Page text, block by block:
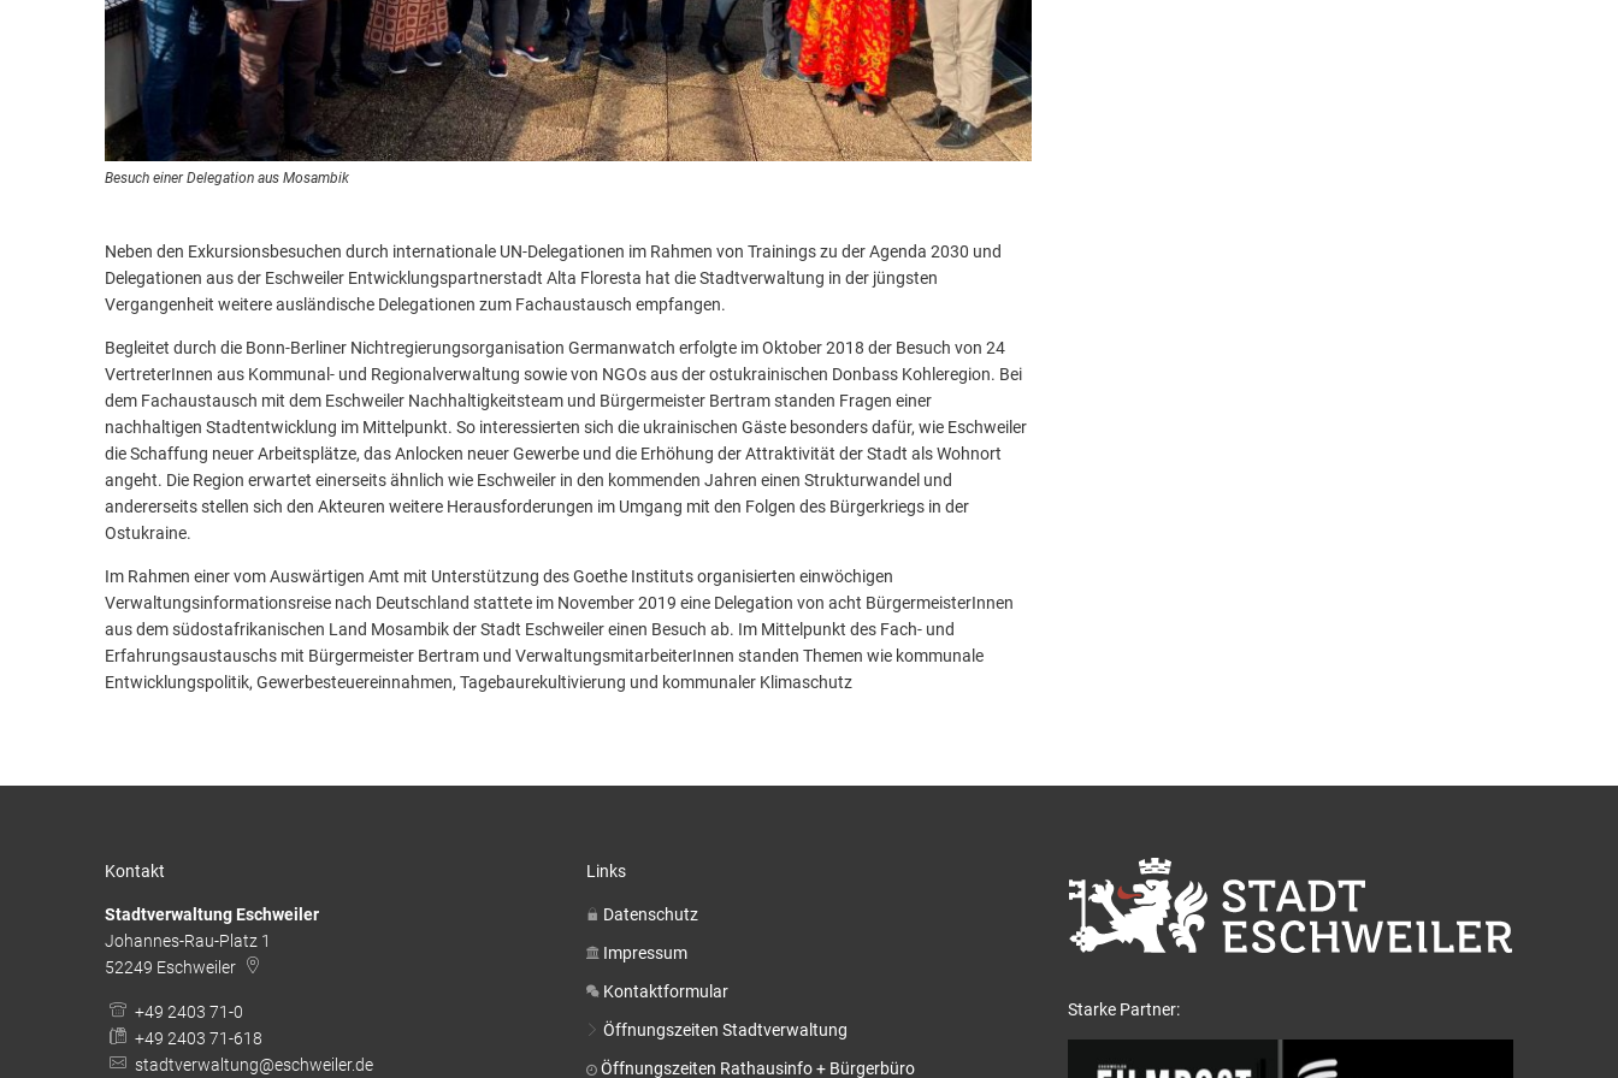
Feuerwehr & Notdienste
Wiederaufbau Eschweiler Aktuelle Projekte
Pressemitteilungen
Besuch einer Delegation aus Mosambik
Neben den Exkursionsbesuchen durch internationale UN-Delegationen im Rahmen von Trainings zu der Agenda 2030 und
Delegationen aus der Eschweiler Entwicklungspartnerstadt Alta Floresta hat die Stadtverwaltung in der jüngsten
Vergangenheit weitere ausländische Delegationen zum Fachaustausch empfangen.
Begleitet durch die Bonn-Berliner Nichtregierungsorganisation Germanwatch erfolgte im Oktober 2018 der Besuch von 24
VertreterInnen aus Kommunal- und Regionalverwaltung sowie von NGOs aus der ostukrainischen Donbass Kohleregion. Bei
dem Fachaustausch mit dem Eschweiler Nachhaltigkeitsteam und Bürgermeister Bertram standen Fragen einer
nachhaltigen Stadtentwicklung im Mittelpunkt. So interessierten sich die ukrainischen Gäste besonders dafür, wie Eschweiler
die Schaffung neuer Arbeitsplätze, das Anlocken neuer Gewerbe und die Erhöhung der Attraktivität der Stadt als Wohnort
angeht. Die Region erwartet einerseits ähnlich wie Eschweiler in den kommenden Jahren einen Strukturwandel und
andererseits stellen sich den Akteuren weitere Herausforderungen im Umgang mit den Folgen des Bürgerkriegs in der
Ostukraine.
Im Rahmen einer vom Auswärtigen Amt mit Unterstützung des Goethe Instituts organisierten einwöchigen
Verwaltungsinformationsreise nach Deutschland stattete im November 2019 eine Delegation von acht BürgermeisterInnen
aus dem südostafrikanischen Land Mosambik der Stadt Eschweiler einen Besuch ab. Im Mittelpunkt des Fach- und
Erfahrungsaustauschs mit Bürgermeister Bertram und VerwaltungsmitarbeiterInnen standen Themen wie kommunale
Entwicklungspolitik, Gewerbesteuereinnahmen, Tagebaurekultivierung und kommunaler Klimaschutz
Kontakt
Stadtverwaltung Eschweiler
Johannes-Rau-Platz 1
52249 Eschweiler
+49 2403 71-0
+49 2403 71-618
stadtverwaltung@eschweiler.de
Links
Datenschutz
Impressum
Kontaktformular
Öffnungszeiten Stadtverwaltung
Öffnungszeiten Rathausinfo + Bürgerbüro
Starke Partner: